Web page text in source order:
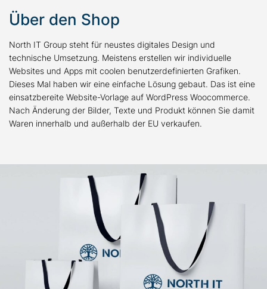
Über den Shop
North IT Group steht für neustes digitales Design und
technische Umsetzung. Meistens erstellen wir individuelle
Websites und Apps mit coolen benutzerdefinierten Grafiken.
Dieses Mal haben wir eine einfache Lösung gebaut. Das ist eine
einsatzbereite Website-Vorlage auf WordPress Woocommerce.
Nach Änderung der Bilder, Texte und Produkt können Sie damit
Waren innerhalb und außerhalb der EU verkaufen.